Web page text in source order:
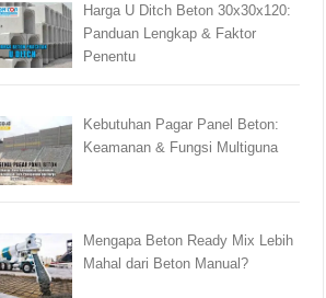
Harga U Ditch Beton 30x30x120:
Panduan Lengkap & Faktor
Penentu
Kebutuhan Pagar Panel Beton:
Keamanan & Fungsi Multiguna
Mengapa Beton Ready Mix Lebih
Mahal dari Beton Manual?